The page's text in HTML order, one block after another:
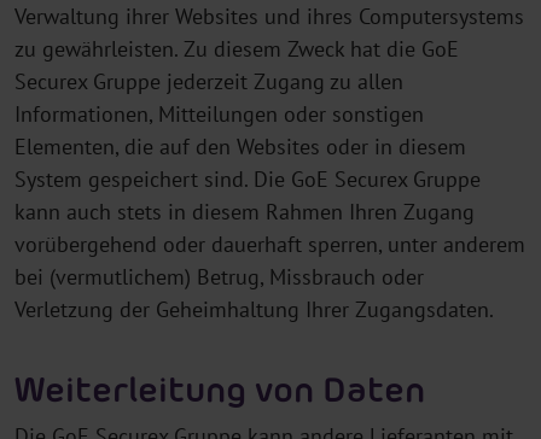
Verwaltung ihrer Websites und ihres Computersystems
zu gewährleisten. Zu diesem Zweck hat die GoE
Securex Gruppe jederzeit Zugang zu allen
Informationen, Mitteilungen oder sonstigen
Elementen, die auf den Websites oder in diesem
System gespeichert sind. Die GoE Securex Gruppe
kann auch stets in diesem Rahmen Ihren Zugang
vorübergehend oder dauerhaft sperren, unter anderem
bei (vermutlichem) Betrug, Missbrauch oder
Verletzung der Geheimhaltung Ihrer Zugangsdaten.
Weiterleitung von Daten